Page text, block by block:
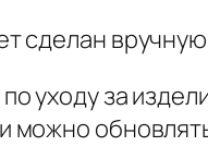
сделан
уходу за
можно